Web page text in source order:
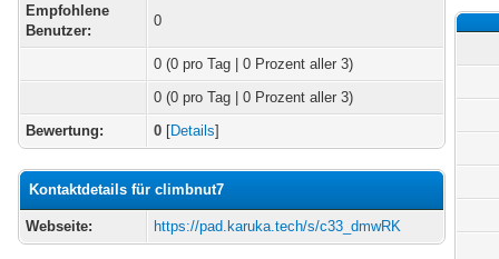
Empfohlene
Benutzer:
0
0 (0 pro Tag | 0 Prozent aller 3)
0 (0 pro Tag | 0 Prozent aller 3)
Bewertung:
0 [Details]
Kontaktdetails für climbnut7
Webseite: https://pad.karuka.tech/s/c33_dmwRK